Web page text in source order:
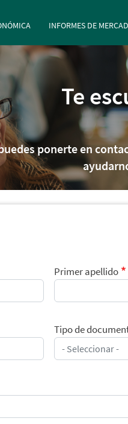
INFORMES DE
Te
ponerte en
Primer apellido
Tipo de